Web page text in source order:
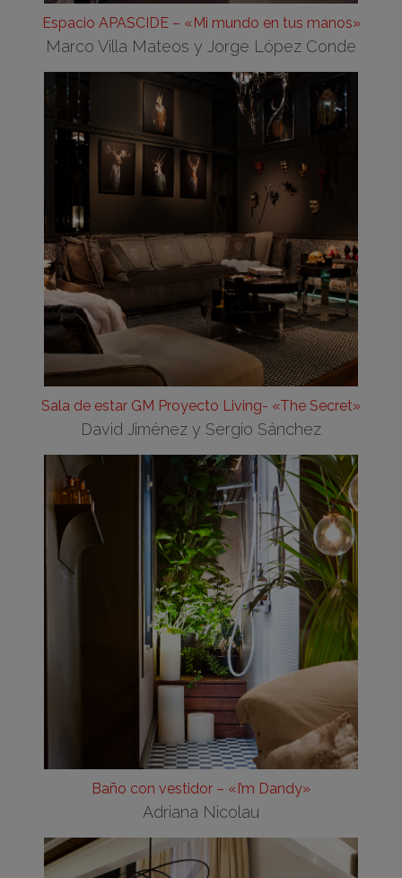
Espacio APASCIDE – «Mi mundo en tus manos»
Marco Villa Mateos y Jorge López Conde
Sala de estar GM Proyecto Living- «The Secret»
David Jiménez y Sergio Sánchez
Baño con vestidor – «I’m Dandy»
Adriana Nicolau